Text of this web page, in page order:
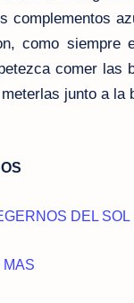
complementos
como siempre
comer las
junto a la
DEL SOL
MAS